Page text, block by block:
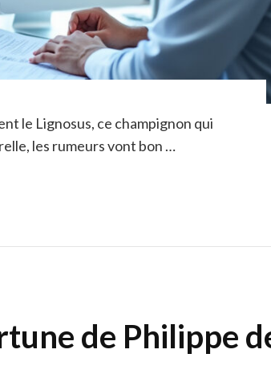
le Lignosus, ce champignon qui
les rumeurs vont bon …
de Philippe